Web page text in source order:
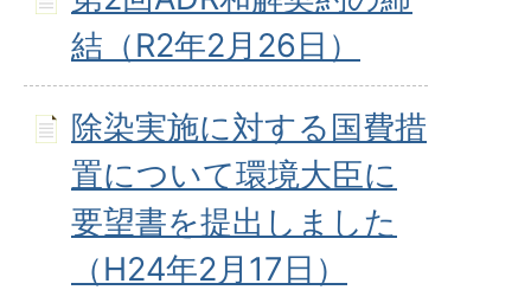
結（R2年2月26日）
除染実施に対する国費措
置について環境大臣に
要望書を提出しました
（H24年2月17日）